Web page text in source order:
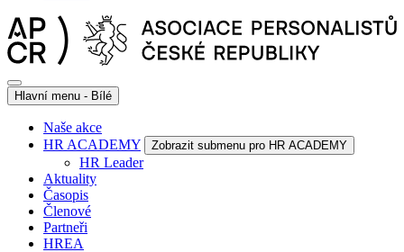
Hlavní menu - Bílé
Naše akce
HR ACADEMY
Zobrazit submenu pro HR ACADEMY
HR Leader
Aktuality
Časopis
Členové
Partneři
HREA